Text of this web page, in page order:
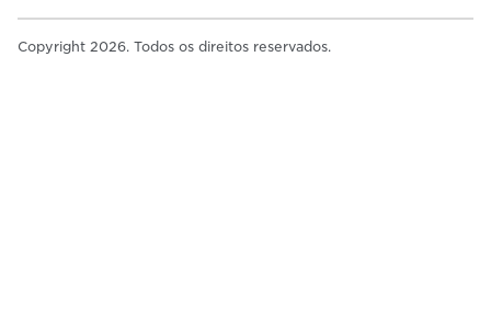
Copyright 2026. Todos os direitos reservados.